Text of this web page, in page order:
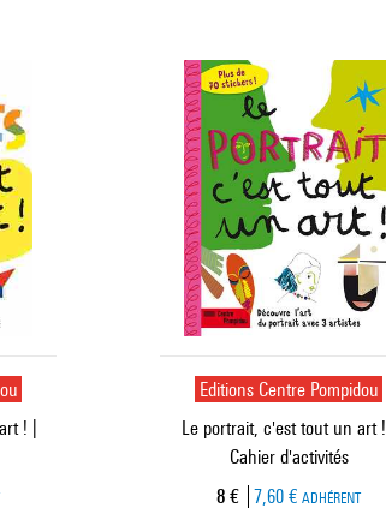
! |
Editions Centre Pompidou
Le portrait, c'est tout un art ! |
Cahier d'activités
Prix ​​actuel
8 € 7,60 € ADHÉRENT